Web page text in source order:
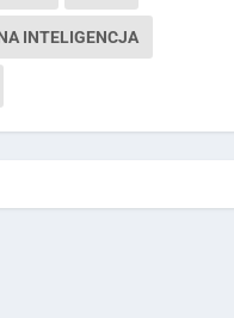
INTELIGENCJA